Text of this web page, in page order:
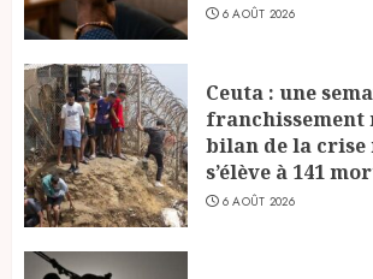
6 AOÛT 2026
Ceuta : une
franchissement
bilan de la
s’élève à 141
6 AOÛT 2026